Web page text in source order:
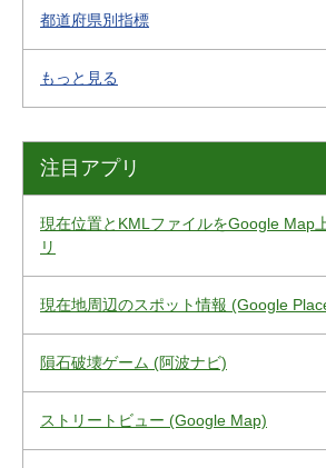
都道府県別指標
もっと見る
注目アプリ
現在位置とKMLファイルをGoogle Map
リ
現在地周辺のスポット情報 (Google
隕石破壊ゲーム (阿波ナビ)
ストリートビュー (Google Map)